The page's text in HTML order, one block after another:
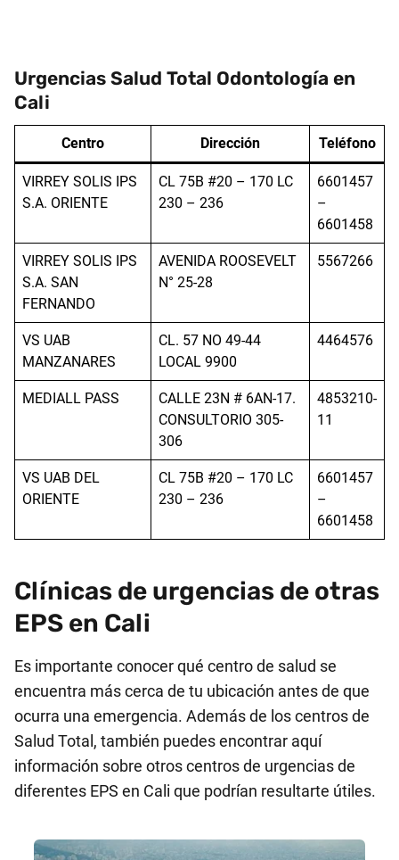
Urgencias Salud Total Odontología en
Cali
Centro Dirección Teléfono
VIRREY SOLIS IPS
S.A. ORIENTE
CL 75B #20 – 170 LC
230 – 236
6601457
–
6601458
VIRREY SOLIS IPS
S.A. SAN
FERNANDO
AVENIDA ROOSEVELT
N° 25-28
5567266
VS UAB
MANZANARES
CL. 57 NO 49-44
LOCAL 9900
4464576
MEDIALL PASS
CALLE 23N # 6AN-17.
CONSULTORIO 305-
306
4853210-
11
VS UAB DEL
ORIENTE
CL 75B #20 – 170 LC
230 – 236
6601457
–
6601458
Clínicas de urgencias de otras
EPS en Cali
Es importante conocer qué centro de salud se
encuentra más cerca de tu ubicación antes de que
ocurra una emergencia. Además de los centros de
Salud Total, también puedes encontrar aquí
información sobre otros centros de urgencias de
diferentes EPS en Cali que podrían resultarte útiles.